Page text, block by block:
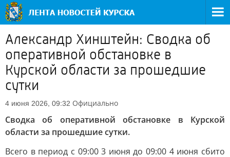
Александр Хинштейн: Сводка об
оперативной обстановке в
Курской области за прошедшие
сутки
4 июня 2026, 09:32 Официально
Сводка об оперативной обстановке в Курской
области за прошедшие сутки.
Всего в период с 09:00 3 июня до 09:00 4 июня сбито